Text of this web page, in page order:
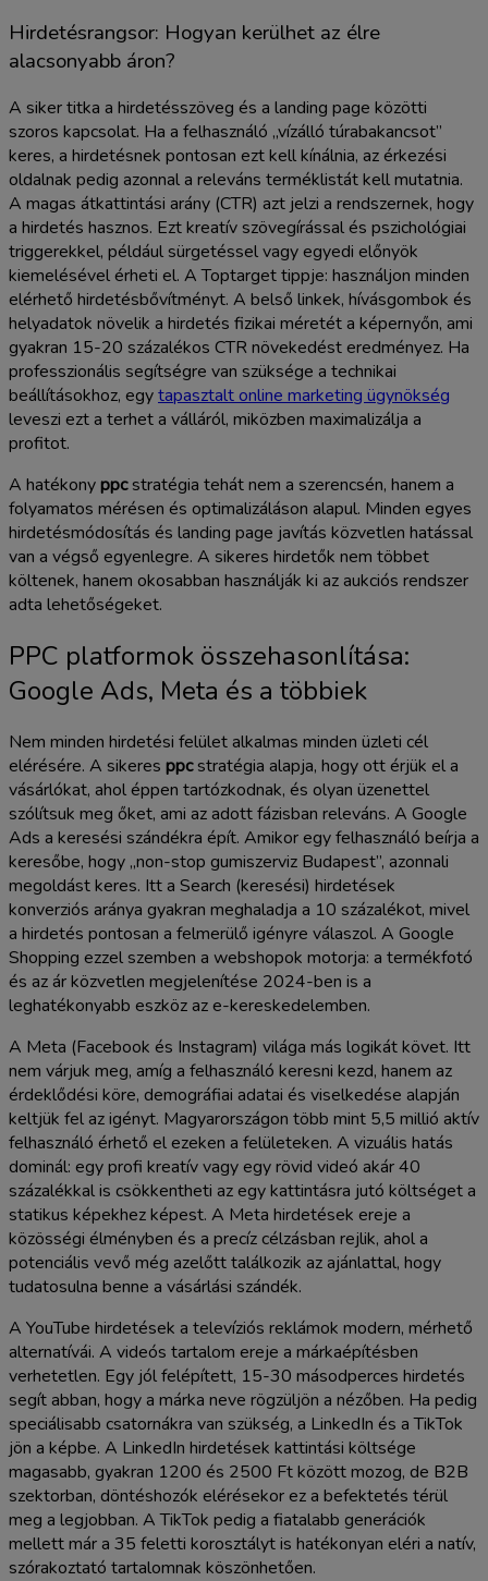
Hirdetésrangsor: Hogyan kerülhet az élre
alacsonyabb áron?
A siker titka a hirdetésszöveg és a landing page közötti
szoros kapcsolat. Ha a felhasználó „vízálló túrabakancsot”
keres, a hirdetésnek pontosan ezt kell kínálnia, az érkezési
oldalnak pedig azonnal a releváns terméklistát kell mutatnia.
A magas átkattintási arány (CTR) azt jelzi a rendszernek, hogy
a hirdetés hasznos. Ezt kreatív szövegírással és pszichológiai
triggerekkel, például sürgetéssel vagy egyedi előnyök
kiemelésével érheti el. A Toptarget tippje: használjon minden
elérhető hirdetésbővítményt. A belső linkek, hívásgombok és
helyadatok növelik a hirdetés fizikai méretét a képernyőn, ami
gyakran 15-20 százalékos CTR növekedést eredményez. Ha
professzionális segítségre van szüksége a technikai
beállításokhoz, egytapasztalt online marketing ügynökség
leveszi ezt a terhet a válláról, miközben maximalizálja a
profitot.
A hatékonyppcstratégia tehát nem a szerencsén, hanem a
folyamatos mérésen és optimalizáláson alapul. Minden egyes
hirdetésmódosítás és landing page javítás közvetlen hatással
van a végső egyenlegre. A sikeres hirdetők nem többet
költenek, hanem okosabban használják ki az aukciós rendszer
adta lehetőségeket.
PPC platformok összehasonlítása:
Google Ads, Meta és a többiek
Nem minden hirdetési felület alkalmas minden üzleti cél
elérésére. A sikeres ppcstratégia alapja, hogy ott érjük el a
vásárlókat, ahol éppen tartózkodnak, és olyan üzenettel
szólítsuk meg őket, ami az adott fázisban releváns. A Google
Ads a keresési szándékra épít. Amikor egy felhasználó beírja a
keresőbe, hogy „non-stop gumiszerviz Budapest”, azonnali
megoldást keres. Itt a Search (keresési) hirdetések
konverziós aránya gyakran meghaladja a 10 százalékot, mivel
a hirdetés pontosan a felmerülő igényre válaszol. A Google
Shopping ezzel szemben a webshopok motorja: a termékfotó
és az ár közvetlen megjelenítése 2024-ben is a
leghatékonyabb eszköz az e-kereskedelemben.
A Meta (Facebook és Instagram) világa más logikát követ. Itt
nem várjuk meg, amíg a felhasználó keresni kezd, hanem az
érdeklődési köre, demográfiai adatai és viselkedése alapján
keltjük fel az igényt. Magyarországon több mint 5,5 millió aktív
felhasználó érhető el ezeken a felületeken. A vizuális hatás
dominál: egy profi kreatív vagy egy rövid videó akár 40
százalékkal is csökkentheti az egy kattintásra jutó költséget a
statikus képekhez képest. A Meta hirdetések ereje a
közösségi élményben és a precíz célzásban rejlik, ahol a
potenciális vevő még azelőtt találkozik az ajánlattal, hogy
tudatosulna benne a vásárlási szándék.
A YouTube hirdetések a televíziós reklámok modern, mérhető
alternatívái. A videós tartalom ereje a márkaépítésben
verhetetlen. Egy jól felépített, 15-30 másodperces hirdetés
segít abban, hogy a márka neve rögzüljön a nézőben. Ha pedig
speciálisabb csatornákra van szükség, a LinkedIn és a TikTok
jön a képbe. A LinkedIn hirdetések kattintási költsége
magasabb, gyakran 1200 és 2500 Ft között mozog, de B2B
szektorban, döntéshozók elérésekor ez a befektetés térül
meg a legjobban. A TikTok pedig a fiatalabb generációk
mellett már a 35 feletti korosztályt is hatékonyan eléri a natív,
szórakoztató tartalomnak köszönhetően.